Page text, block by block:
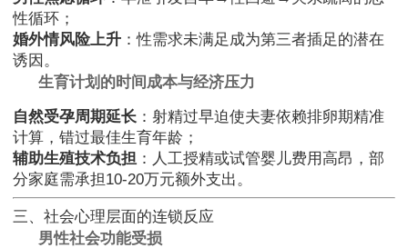
性循环；
婚外情风险上升 ：性需求未满足成为第三者插足的潜在
诱因。
生育计划的时间成本与经济压力
自然受孕周期延长 ：射精过早迫使夫妻依赖排卵期精准
计算，错过最佳生育年龄；
辅助生殖技术负担 ：人工授精或试管婴儿费用高昂，部
分家庭需承担10-20万元额外支出。
三、社会心理层面的连锁反应
男性社会功能受损